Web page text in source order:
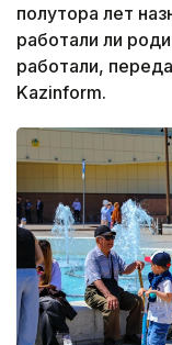
полутора лет
работали ли
работали,
Kazinform.